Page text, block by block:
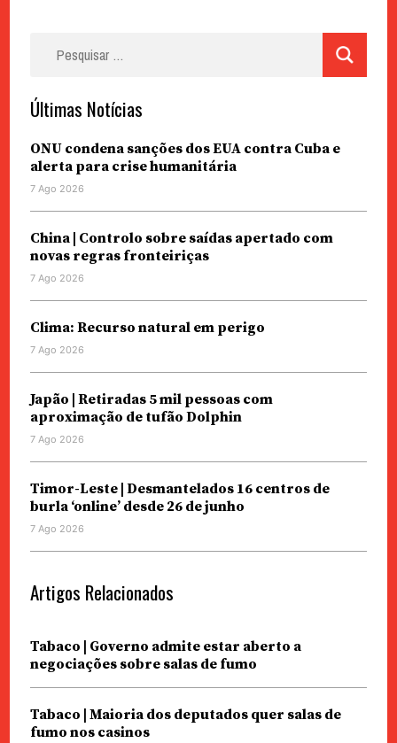
Últimas Notícias
ONU condena sanções dos EUA contra Cuba e
alerta para crise humanitária
7 Ago 2026
China | Controlo sobre saídas apertado com
novas regras fronteiriças
7 Ago 2026
Clima: Recurso natural em perigo
7 Ago 2026
Japão | Retiradas 5 mil pessoas com
aproximação de tufão Dolphin
7 Ago 2026
Timor-Leste | Desmantelados 16 centros de
burla ‘online’ desde 26 de junho
7 Ago 2026
Artigos Relacionados
Tabaco | Governo admite estar aberto a
negociações sobre salas de fumo
Tabaco | Maioria dos deputados quer salas de
fumo nos casinos